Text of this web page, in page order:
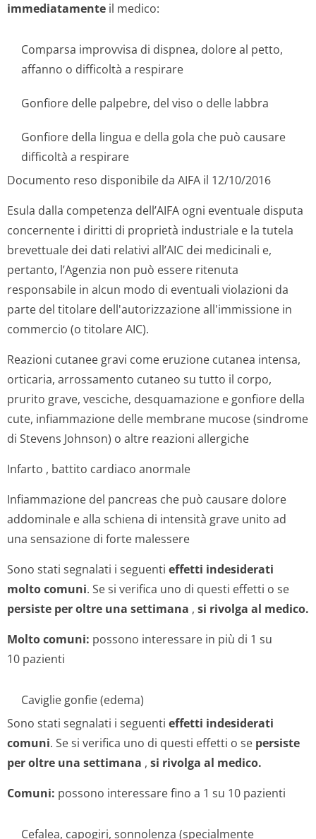
immediatamente il medico:
Comparsa improvvisa di dispnea, dolore al petto,
affanno o difficoltà a respirare
Gonfiore delle palpebre, del viso o delle labbra
Gonfiore della lingua e della gola che può causare
difficoltà a respirare
Documento reso disponibile da AIFA il 12/10/2016
Esula dalla competenza dell’AIFA ogni eventuale disputa
concernente i diritti di proprietà industriale e la tutela
brevettuale dei dati relativi all’AIC dei medicinali e,
pertanto, l’Agenzia non può essere ritenuta
responsabile in alcun modo di eventuali violazioni da
parte del titolare dell'autorizzazione all'immissione in
commercio (o titolare AIC).
Reazioni cutanee gravi come eruzione cutanea intensa,
orticaria, arrossamento cutaneo su tutto il corpo,
prurito grave, vesciche, desquamazione e gonfiore della
cute, infiammazione delle membrane mucose (sindrome
di Stevens Johnson) o altre reazioni allergiche
Infarto , battito cardiaco anormale
Infiammazione del pancreas che può causare dolore
addominale e alla schiena di intensità grave unito ad
una sensazione di forte malessere
Sono stati segnalati i seguenti effetti indesiderati
molto comuni. Se si verifica uno di questi effetti o se
persiste per oltre una settimana , si rivolga al medico.
Molto comuni: possono interessare in più di 1 su
10 pazienti
Caviglie gonfie (edema)
Sono stati segnalati i seguenti effetti indesiderati
comuni. Se si verifica uno di questi effetti o se persiste
per oltre una settimana , si rivolga al medico.
Comuni: possono interessare fino a 1 su 10 pazienti
Cefalea, capogiri, sonnolenza (specialmente